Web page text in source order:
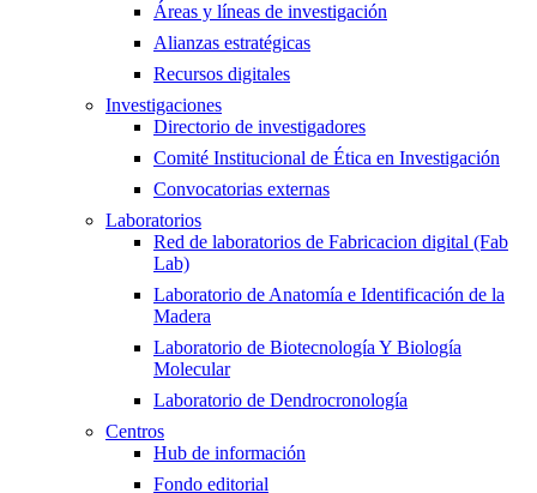
Áreas y líneas de investigación
Alianzas estratégicas
Recursos digitales
Investigaciones
Directorio de investigadores
Comité Institucional de Ética en Investigación
Convocatorias externas
Laboratorios
Red de laboratorios de Fabricacion digital (Fab
Lab)
Laboratorio de Anatomía e Identificación de la
Madera
Laboratorio de Biotecnología Y Biología
Molecular
Laboratorio de Dendrocronología
Centros
Hub de información
Fondo editorial